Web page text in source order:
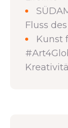
Fluss
Kunst